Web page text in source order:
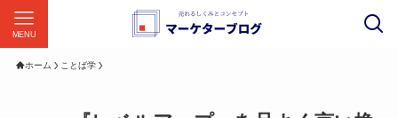
MENU
ホーム ことば学